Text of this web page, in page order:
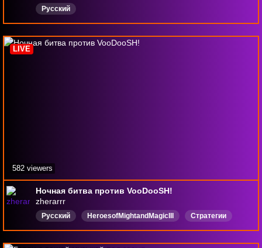
Русский
Ночная битва против VooDooSH!
zherarrr
Русский HeroesofMightandMagicIII
Стратегии
общение
юмор ролеваяигра Киберспорт
LIVE
582 viewers